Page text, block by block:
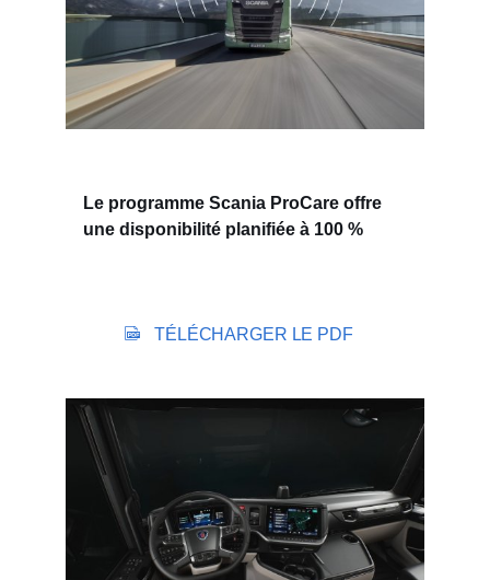
Le programme Scania ProCare offre
une disponibilité planifiée à 100 %
TÉLÉCHARGER LE PDF